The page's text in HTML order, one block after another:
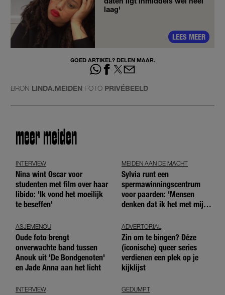
laag'
LEES MEER
GOED ARTIKEL? DELEN MAAR.
BRON LINDA.MEIDEN FOTO PRIVÉBEELD
meer meiden
INTERVIEW
Nina wint Oscar voor
studenten met film over haar
libido: 'Ik vond het moeilijk
te beseffen'
MEIDEN AAN DE MACHT
Sylvia runt een
spermawinningscentrum
voor paarden: 'Mensen
denken dat ik het met mijn
ASJEMENOU
Oude foto brengt
onverwachte band tussen
Anouk uit 'De Bondgenoten'
en Jade Anna aan het licht
ADVERTORIAL
Zin om te bingen? Déze
(iconische) queer series
verdienen een plek op je
kijklijst
INTERVIEW GEDUMPT